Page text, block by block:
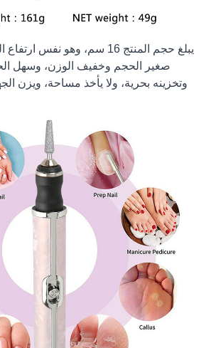
يبلغ حجم المنتج 16 سم، وهو نفس
صغير الحجم وخفيف الوزن، وسهل